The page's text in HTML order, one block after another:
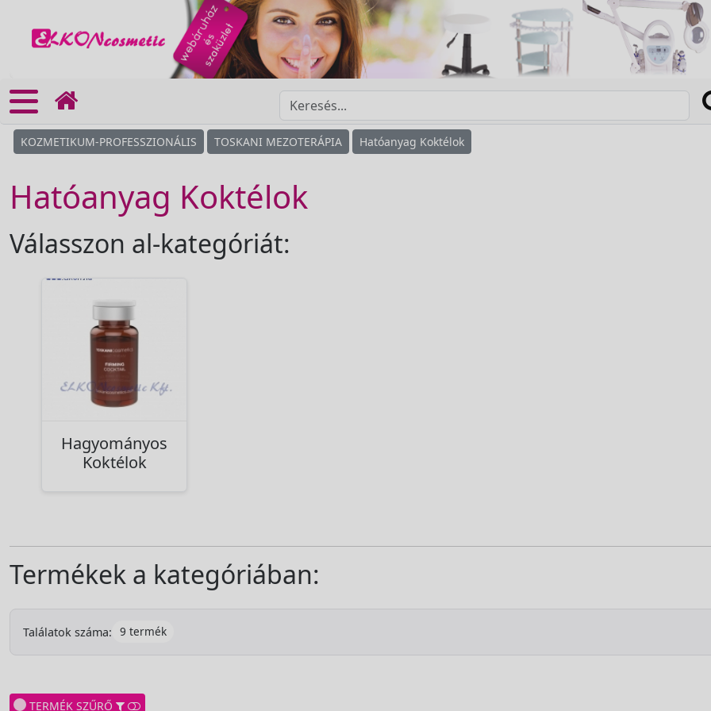
KOZMETIKUM-PROFESSZIONÁLIS TOSKANI MEZOTERÁPIA Hatóanyag Koktélok
Hatóanyag Koktélok
Válasszon al-kategóriát:
Hagyományos
Koktélok
Termékek a kategóriában:
Találatok száma: 9 termék
TERMÉK SZŰRŐ